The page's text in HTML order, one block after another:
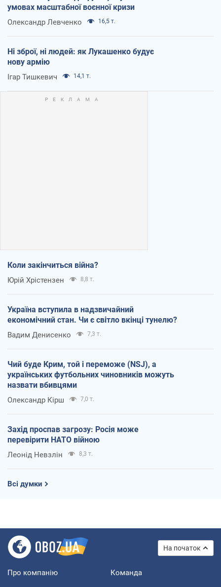
умовах масштабної воєнної кризи
Олександр Левченко 16,5 т.
Ні зброї, ні людей: як Лукашенко будує
нову армію
Ігар Тишкевич 14,1 т.
Коли закінчиться війна?
Юрій Хрістензен 8,8 т.
Україна вступила в надзвичайний
економічний стан. Чи є світло вкінці тунелю?
Вадим Денисенко 7,3 т.
Чий буде Крим, той і переможе (NSJ), а
українських футбольних чиновників можуть
назвати вбивцями
Олександр Кірш 7,0 т.
Захід проспав загрозу: Росія може
перевірити НАТО війною
Леонід Невзлін 8,3 т.
Всі думки
На початок
Про компанію Команда